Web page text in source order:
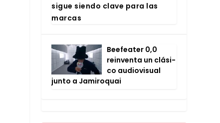
sigue sien­do cla­ve para las
mar­cas
Bee­fea­ter 0,0
rein­ven­ta un clá­si­
co audio­vi­sual
jun­to a Jami­ro­quai